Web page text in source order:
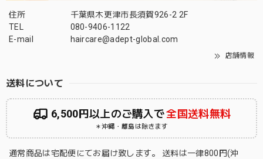
住所
千葉県木更津市長須賀926-2 2F
TEL
080-9406-1122
E-mail
haircare@adept-global.com
店舗情報
送料について
6,500円以上のご購入で全国送料無料
＊沖縄・離島は除きます
通常商品は宅配便にてお届け致します。 送料は一律800円(沖